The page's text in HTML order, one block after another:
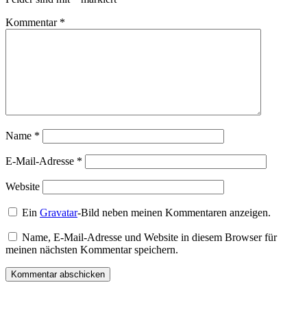
Kommentar *
Name *
E-Mail-Adresse *
Website
EinGravatar-Bild neben meinen Kommentaren anzeigen.
Name, E-Mail-Adresse und Website in diesem Browser für
meinen nächsten Kommentar speichern.